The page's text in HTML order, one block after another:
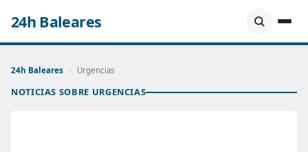
24h Baleares
24h Baleares › Urgencias
NOTICIAS SOBRE URGENCIAS